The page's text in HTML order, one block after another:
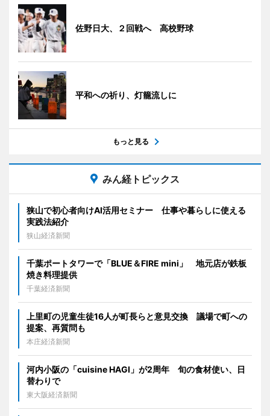
佐野日大、２回戦へ 高校野球
平和への祈り、灯籠流しに
もっと見る
みん経トピックス
狭山で初心者向けAI活用セミナー 仕事や暮らしに使える
実践法紹介
狭山経済新聞
千葉ポートタワーで「BLUE＆FIRE mini」 地元店が鉄板
焼き料理提供
千葉経済新聞
上里町の児童生徒16人が町長らと意見交換 議場で町への
提案、再質問も
本庄経済新聞
河内小阪の「cuisine HAGI」が2周年 旬の食材使い、日
替わりで
東大阪経済新聞